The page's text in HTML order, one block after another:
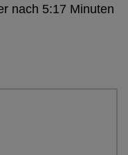
nach 5:17 Minuten